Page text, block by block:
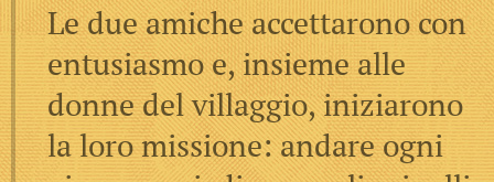
Le due amiche accettarono con
entusiasmo e, insieme alle
donne del villaggio, iniziarono
la loro missione: andare ogni